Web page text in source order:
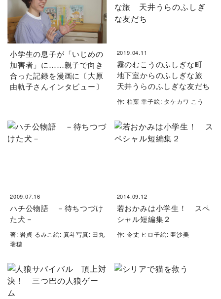
小学生の息子が「いじめの
加害者」に……親子で向き
合った記録を漫画に〔大原
由軌子さんインタビュー〕
2019.04.11
霧のむこうのふしぎな町
地下室からのふしぎな旅
天井うらのふしぎな友だち
作: 柏葉 幸子絵: タケカワ こう
2009.07.16
ハチ公物語 －待ちつづけ
た犬－
著: 岩貞 るみこ絵: 真斗写真: 田丸
瑞穂
2014.09.12
若おかみは小学生！ スペ
シャル短編集２
作: 令丈 ヒロ子絵: 亜沙美